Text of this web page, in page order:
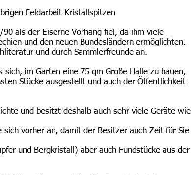
Feldarbeit Kristallspitzen
als der Eiserne Vorhang fiel, da ihm viele
und den neuen Bundesländern ermöglichten.
und durch Sammlerfreunde an.
im Garten eine 75 qm Große Halle zu bauen,
Stücke ausgestellt und auch der Öffentlichkeit
und besitzt deshalb auch sehr viele Geräte wie
vorher an, damit der Besitzer auch Zeit für Sie
und Bergkristall) aber auch Fundstücke aus der